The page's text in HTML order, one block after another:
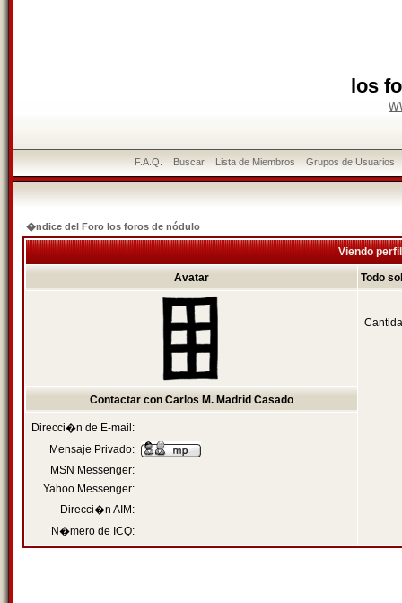
los
F.A.Q. Buscar Lista de Miembros Grupos de Usuarios
�ndice del Foro los foros de nódulo
Viendo
Avatar Todo
Contactar con Carlos M. Madrid Casado
Direcci�n de E-mail:
Mensaje Privado:
MSN Messenger:
Yahoo Messenger:
Direcci�n AIM:
N�mero de ICQ: